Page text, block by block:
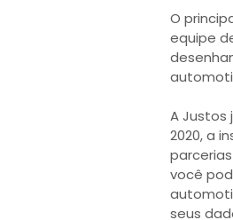
O
equipe
A Justos
2020, a
você
seus